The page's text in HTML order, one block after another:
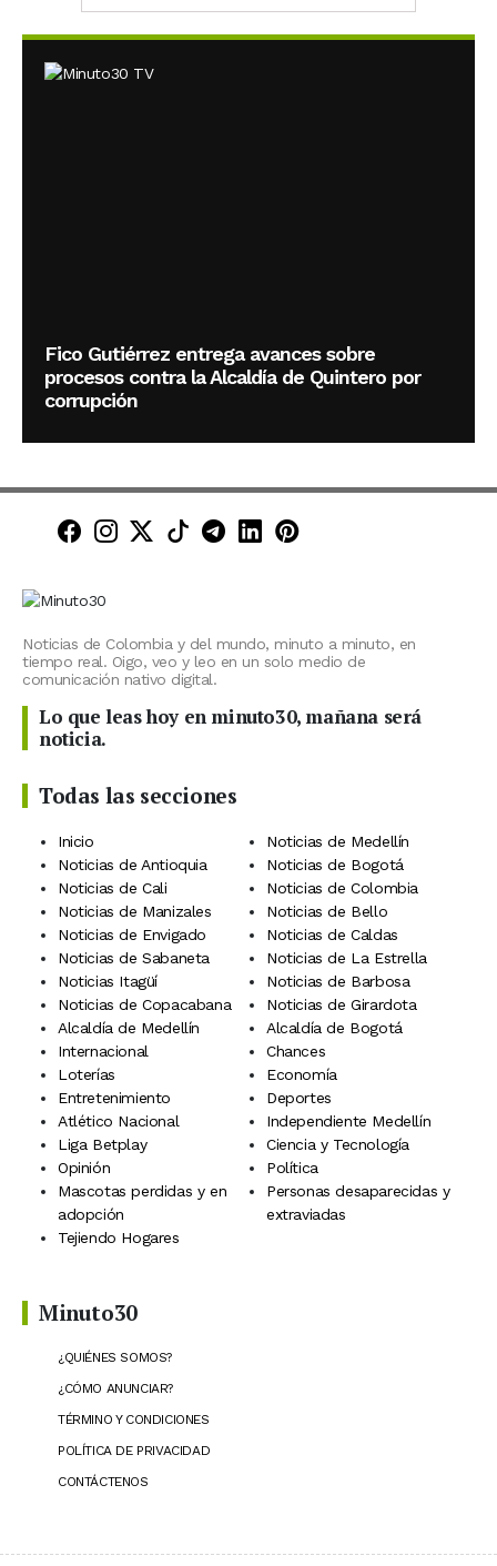
Fico Gutiérrez entrega avances sobre
procesos contra la Alcaldía de Quintero por
corrupción
Minuto30 en Facebook
Minuto30 en Instagram
Minuto30 en X (Twitter)
Minuto30 en TikTok
Canal de Minuto30 en
Minuto30 en LinkedIn
Minuto30 en
Noticias de Colombia y del mundo, minuto a minuto, en
tiempo real. Oigo, veo y leo en un solo medio de
comunicación nativo digital.
Lo que leas hoy en minuto30, mañana será
noticia.
Todas las secciones
Inicio
Noticias de Medellín
Noticias de Antioquia
Noticias de Bogotá
Noticias de Cali
Noticias de Colombia
Noticias de Manizales
Noticias de Bello
Noticias de Envigado
Noticias de Caldas
Noticias de Sabaneta
Noticias de La Estrella
Noticias Itagüí
Noticias de Barbosa
Noticias de Copacabana
Noticias de Girardota
Alcaldía de Medellín
Alcaldía de Bogotá
Internacional
Chances
Loterías
Economía
Entretenimiento
Deportes
Atlético Nacional
Independiente Medellín
Liga Betplay
Ciencia y Tecnología
Opinión
Política
Mascotas perdidas y en
adopción
Personas desaparecidas y
extraviadas
Tejiendo Hogares
Minuto30
¿QUIÉNES SOMOS?
¿CÓMO ANUNCIAR?
TÉRMINO Y CONDICIONES
POLÍTICA DE PRIVACIDAD
CONTÁCTENOS